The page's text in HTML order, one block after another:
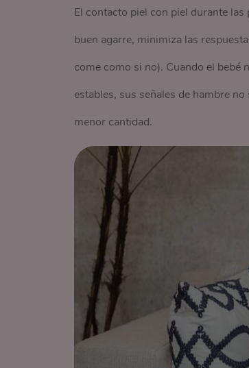
El contacto piel con piel durante
buen agarre, minimiza las
come como si no). Cuando el bebé
estables, sus señales de hambre
menor cantidad.